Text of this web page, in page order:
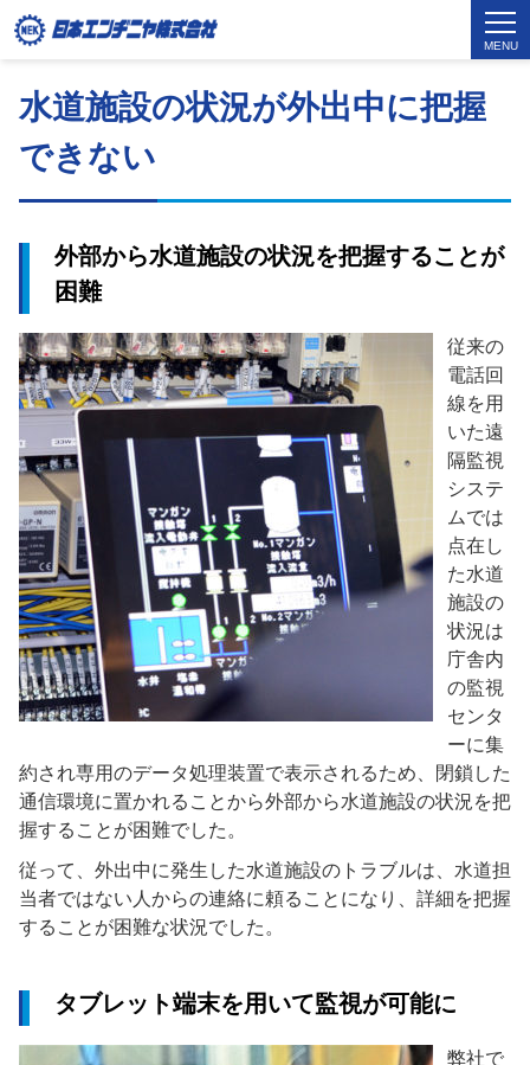
MENU
水道施設の状況が外出中に把握
できない
外部から水道施設の状況を把握することが
困難
従来の
電話回
線を用
いた遠
隔監視
システ
ムでは
点在し
た水道
施設の
状況は
庁舎内
の監視
センタ
ーに集
約され専用のデータ処理装置で表示されるため、閉鎖した
通信環境に置かれることから外部から水道施設の状況を把
握することが困難でした。
従って、外出中に発生した水道施設のトラブルは、水道担
当者ではない人からの連絡に頼ることになり、詳細を把握
することが困難な状況でした。
タブレット端末を用いて監視が可能に
弊社で